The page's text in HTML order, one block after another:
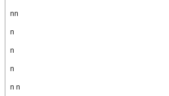
nn
n
n
n
n n